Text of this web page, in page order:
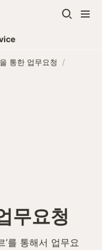
통한 업무요청 /
무요청
’를 통해서 업무요